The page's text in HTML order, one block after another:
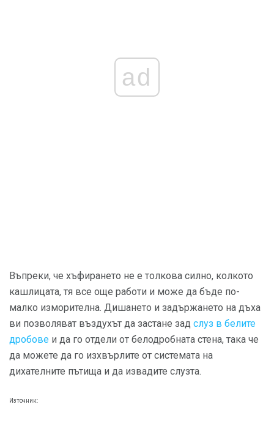
ad
Въпреки, че хъфирането не е толкова силно, колкото
кашлицата, тя все още работи и може да бъде по-
малко изморителна. Дишането и задържането на дъха
ви позволяват въздухът да застане зад слуз в белите
дробове и да го отдели от белодробната стена, така че
да можете да го изхвърлите от системата на
дихателните пътища и да извадите слузта.
Източник: